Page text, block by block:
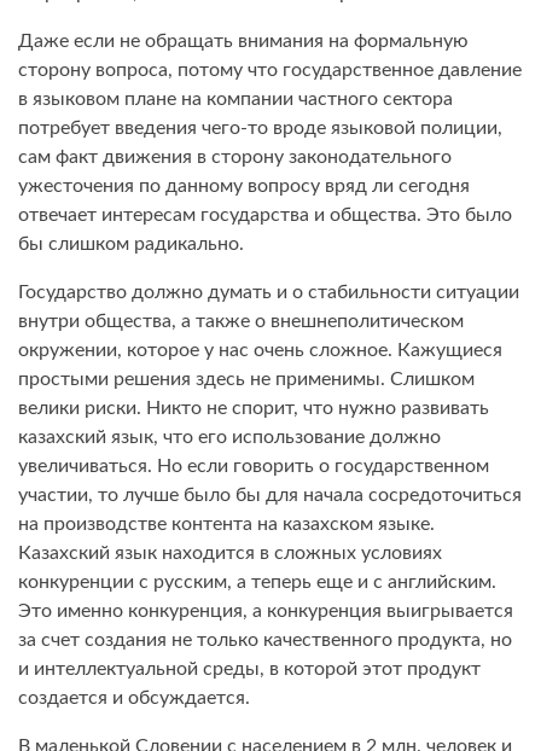
Даже если не обращать внимания на формальную
сторону вопроса, потому что государственное давление
в языковом плане на компании частного сектора
потребует введения чего-то вроде языковой полиции,
сам факт движения в сторону законодательного
ужесточения по данному вопросу вряд ли сегодня
отвечает интересам государства и общества. Это было
бы слишком радикально.
Государство должно думать и о стабильности ситуации
внутри общества, а также о внешнеполитическом
окружении, которое у нас очень сложное. Кажущиеся
простыми решения здесь не применимы. Слишком
велики риски. Никто не спорит, что нужно развивать
казахский язык, что его использование должно
увеличиваться. Но если говорить о государственном
участии, то лучше было бы для начала сосредоточиться
на производстве контента на казахском языке.
Казахский язык находится в сложных условиях
конкуренции с русским, а теперь еще и с английским.
Это именно конкуренция, а конкуренция выигрывается
за счет создания не только качественного продукта, но
и интеллектуальной среды, в которой этот продукт
создается и обсуждается.
В маленькой Словении с населением в 2 млн. человек и